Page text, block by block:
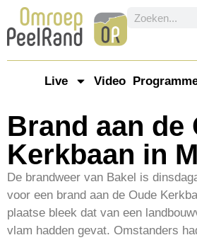
Live Video
Brand aan de
Kerkbaan in
De brandweer van Bakel is
voor een brand aan de Oude
plaatse bleek dat van een
vlam hadden gevat. Omstanders